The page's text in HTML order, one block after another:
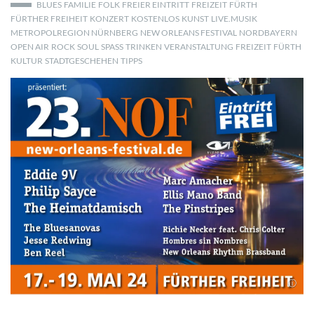
BLUES FAMILIE FOLK FREIER EINTRITT FREIZEIT FÜRTH
FÜRTHER FREIHEIT KONZERT KOSTENLOS KUNST LIVE.MUSIK
METROPOLREGION NÜRNBERG NEW ORLEANS FESTIVAL NORDBAYERN
OPEN AIR ROCK SOUL SPASS TRINKEN VERANSTALTUNG FREIZEIT FÜRTH
KULTUR STADTGESCHEHEN TIPPS